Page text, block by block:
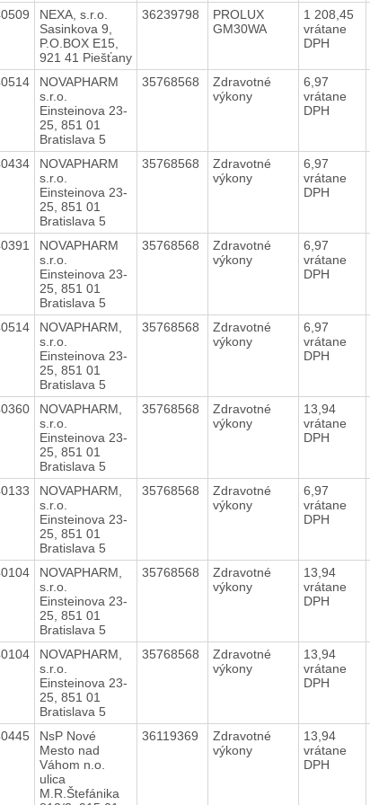
NEXA, s.r.o.
Sasinkova 9,
P.O.BOX E15,
921 41 Piešťany
36239798
PROLUX
GM30WA
1 208,45
vrátane
DPH
NOVAPHARM
s.r.o.
Einsteinova 23-
25, 851 01
Bratislava 5
35768568
Zdravotné
výkony
6,97
vrátane
DPH
NOVAPHARM
s.r.o.
Einsteinova 23-
25, 851 01
Bratislava 5
35768568
Zdravotné
výkony
6,97
vrátane
DPH
NOVAPHARM
s.r.o.
Einsteinova 23-
25, 851 01
Bratislava 5
35768568
Zdravotné
výkony
6,97
vrátane
DPH
NOVAPHARM,
s.r.o.
Einsteinova 23-
25, 851 01
Bratislava 5
35768568
Zdravotné
výkony
6,97
vrátane
DPH
NOVAPHARM,
s.r.o.
Einsteinova 23-
25, 851 01
Bratislava 5
35768568
Zdravotné
výkony
13,94
vrátane
DPH
NOVAPHARM,
s.r.o.
Einsteinova 23-
25, 851 01
Bratislava 5
35768568
Zdravotné
výkony
6,97
vrátane
DPH
NOVAPHARM,
s.r.o.
Einsteinova 23-
25, 851 01
Bratislava 5
35768568
Zdravotné
výkony
13,94
vrátane
DPH
NOVAPHARM,
s.r.o.
Einsteinova 23-
25, 851 01
Bratislava 5
35768568
Zdravotné
výkony
13,94
vrátane
DPH
NsP Nové
Mesto nad
Váhom n.o.
ulica
M.R.Štefánika
36119369
Zdravotné
výkony
13,94
vrátane
DPH